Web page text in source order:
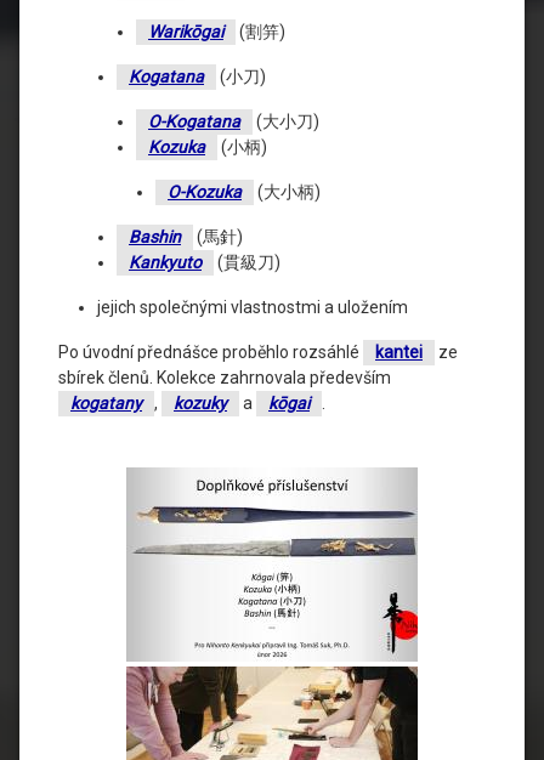
Warikōgai (割笄)
Kogatana (小刀)
O-Kogatana
(大小刀)
Kozuka
(小柄)
O-Kozuka (大小柄)
Bashin
(馬針)
Kankyuto
(貫級刀)
jejich společnými vlastnostmi a uložením
Po úvodní přednášce proběhlo rozsáhlé kantei
ze
sbírek členů. Kolekce zahrnovala především
kogatany
, kozuky a kōgai .